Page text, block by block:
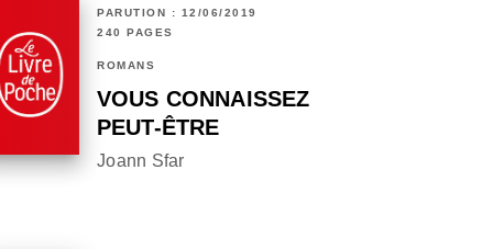
PARUTION : 12/06/2019
240 PAGES
ROMANS
VOUS CONNAISSEZ
PEUT-ÊTRE
Joann Sfar